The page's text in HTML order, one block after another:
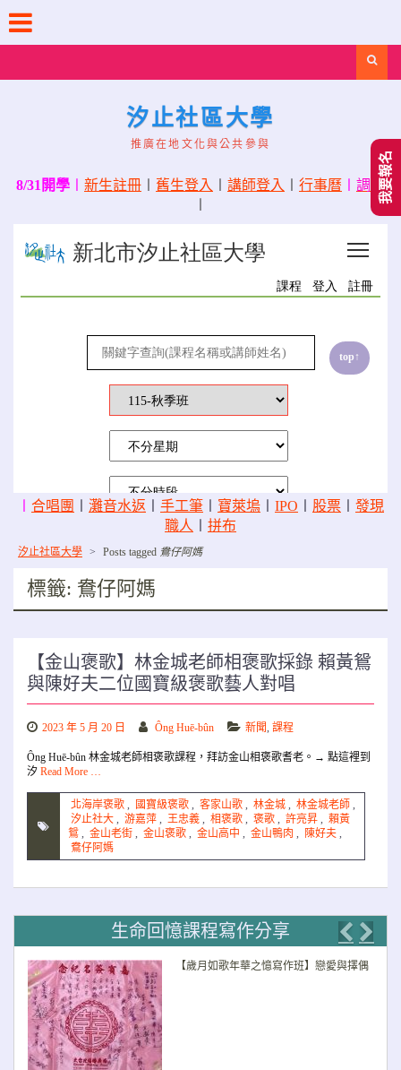
content
汐止社區大學
推廣在地文化與公共參與
8/31開學 新生註冊 舊生登入 講師登入 行事曆
調課
合唱團 灘音水返 手工筆 寶萊塢 IPO 股票
發現
職人
拼布
汐止社區大學 > Posts tagged 鴦仔阿媽
標籤: 鴦仔阿媽
【金山褒歌】林金城老師相褒歌採錄 賴黃鴛
與陳好夫二位國寶級褒歌藝人對唱
2023 年 5 月 20 日 Ông Huē-bûn 新聞, 課程
Ông Huē-bûn 林金城老師相褒歌課程，拜訪金山相褒歌耆老。→ 點這裡到
汐 Read More …
北海岸褒歌 , 國寶級褒歌 , 客家山歌 , 林金城 , 林金城老師 ,
汐止社大 , 游嘉萍 , 王忠義 , 相褒歌 , 褒歌 , 許亮昇 , 賴黃
鴛 , 金山老街 , 金山褒歌 , 金山高中 , 金山鴨肉 , 陳好夫 ,
鴦仔阿媽
生命回憶課程寫作分享
【歲月如歌年華之憶寫作班】戀愛與擇偶
我要報名